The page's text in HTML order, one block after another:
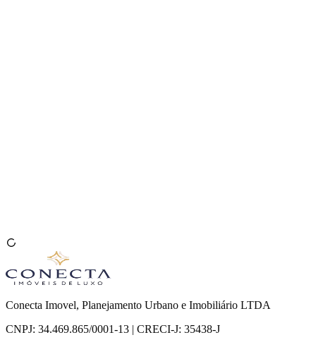
Conecta Imovel, Planejamento Urbano e Imobiliário LTDA
CNPJ: 34.469.865/0001-13 | CRECI-J: 35438-J